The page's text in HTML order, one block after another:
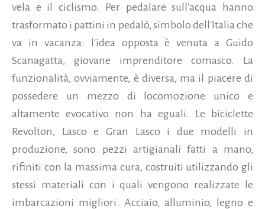
vela e il ciclismo. Per pedalare sull'acqua hanno
trasformato i pattini in pedalò, simbolo dell'Italia che
va in vacanza: l'idea opposta è venuta a Guido
Scanagatta, giovane imprenditore comasco. La
funzionalità, ovviamente, è diversa, ma il piacere di
possedere un mezzo di locomozione unico e
altamente evocativo non ha eguali. Le biciclette
Revolton, Lasco e Gran Lasco i due modelli in
produzione, sono pezzi artigianali fatti a mano,
rifiniti con la massima cura, costruiti utilizzando gli
stessi materiali con i quali vengono realizzate le
imbarcazioni migliori. Acciaio, alluminio, legno e